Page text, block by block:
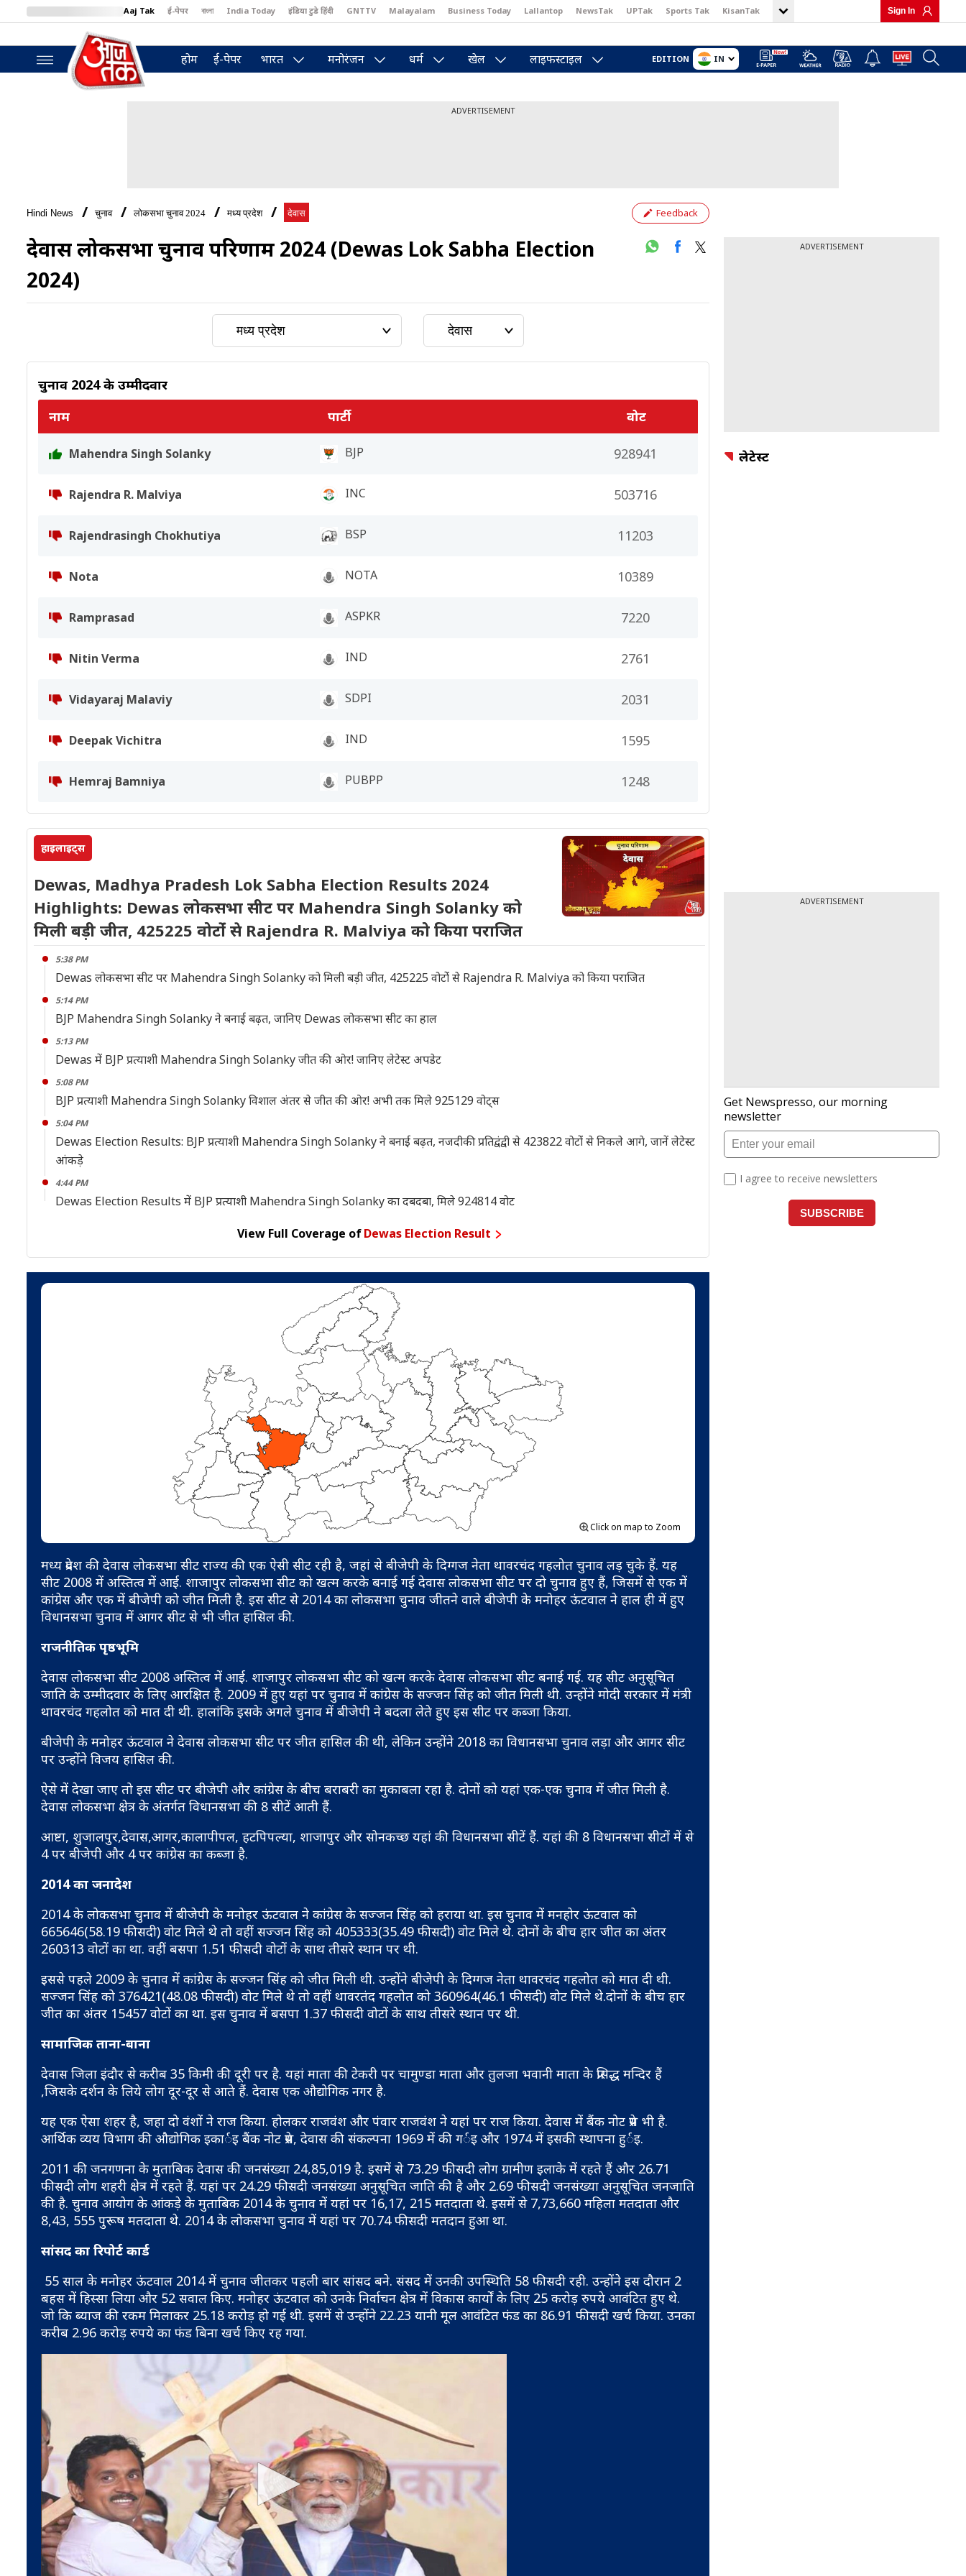
Aaj Tak ई-पेपर বাংলা India Today इंडिया टुडे हिंदी GNTTV Malayalam Business Today Lallantop NewsTak UPTak Sports Tak KisanTak
BT Bazaar
Sign In
होम ई-पेपर भारत मनोरंजन धर्म खेल लाइफस्टाइल EDITION IN
ADVERTISEMENT
Hindi News चुनाव लोकसभा चुनाव 2024 मध्य प्रदेश देवास Feedback
देवास लोकसभा चुनाव परिणाम 2024 (Dewas Lok Sabha Election
2024)
चुनाव 2024 के उम्मीदवार
नाम
पार्टी वोट
Mahendra Singh Solanky BJP 928941
Rajendra R. Malviya INC 503716
Rajendrasingh Chokhutiya BSP 11203
Nota NOTA 10389
Ramprasad ASPKR 7220
Nitin Verma IND 2761
Vidayaraj Malaviy SDPI 2031
Deepak Vichitra IND 1595
Hemraj Bamniya PUBPP 1248
हाइलाइट्स
Dewas, Madhya Pradesh Lok Sabha Election Results 2024
Highlights: Dewas लोकसभा सीट पर Mahendra Singh Solanky को
मिली बड़ी जीत, 425225 वोटोंं से Rajendra R. Malviya को किया पराजित
5:38 PM
Dewas लोकसभा सीट पर Mahendra Singh Solanky को मिली बड़ी जीत, 425225 वोटोंं से Rajendra R. Malviya को किया पराजित
5:14 PM
BJP Mahendra Singh Solanky ने बनाई बढ़त, जानिए Dewas लोकसभा सीट का हाल
5:13 PM
Dewas में BJP प्रत्याशी Mahendra Singh Solanky जीत की ओर! जानिए लेटेस्ट अपडेट
5:08 PM
BJP प्रत्याशी Mahendra Singh Solanky विशाल अंतर से जीत की ओर! अभी तक मिले 925129 वोट्स
5:04 PM
Dewas Election Results: BJP प्रत्याशी Mahendra Singh Solanky ने बनाई बढ़त, नजदीकी प्रतिद्वंद्वी से 423822 वोटोंं से निकले आगे, जानें लेटेस्ट
आंकड़े
4:44 PM
Dewas Election Results में BJP प्रत्याशी Mahendra Singh Solanky का दबदबा, मिले 924814 वोट
View Full Coverage ofDewas Election Result
Click on map to Zoom
मध्य प्रदेश की देवास लोकसभा सीट राज्य की एक ऐसी सीट रही है, जहां से बीजेपी के दिग्गज नेता थावरचंद गहलोत चुनाव लड़ चुके हैं. यह
सीट 2008 में अस्तित्व में आई. शाजापुर लोकसभा सीट को खत्म करके बनाई गई देवास लोकसभा सीट पर दो चुनाव हुए हैं, जिसमें से एक में
कांग्रेस और एक में बीजेपी को जीत मिली है. इस सीट से 2014 का लोकसभा चुनाव जीतने वाले बीजेपी के मनोहर ऊंटवाल ने हाल ही में हुए
विधानसभा चुनाव में आगर सीट से भी जीत हासिल की.
राजनीतिक पृष्ठभूमि
देवास लोकसभा सीट 2008 अस्तित्व में आई. शाजापुर लोकसभा सीट को खत्म करके देवास लोकसभा सीट बनाई गई. यह सीट अनुसूचित
जाति के उम्मीदवार के लिए आरक्षित है. 2009 में हुए यहां पर चुनाव में कांग्रेस के सज्जन सिंह को जीत मिली थी. उन्होंने मोदी सरकार में मंत्री
थावरचंद गहलोत को मात दी थी. हालांकि इसके अगले चुनाव में बीजेपी ने बदला लेते हुए इस सीट पर कब्जा किया.
बीजेपी के मनोहर ऊंटवाल ने देवास लोकसभा सीट पर जीत हासिल की थी, लेकिन उन्होंने 2018 का विधानसभा चुनाव लड़ा और आगर सीट
पर उन्होंने विजय हासिल की.
ऐसे में देखा जाए तो इस सीट पर बीजेपी और कांग्रेस के बीच बराबरी का मुकाबला रहा है. दोनों को यहां एक-एक चुनाव में जीत मिली है.
देवास लोकसभा क्षेत्र के अंतर्गत विधानसभा की 8 सीटें आती हैं.
आष्टा, शुजालपुर,देवास,आगर,कालापीपल, हटपिपल्या, शाजापुर और सोनकच्छ यहां की विधानसभा सीटें हैं. यहां की 8 विधानसभा सीटों में से
4 पर बीजेपी और 4 पर कांग्रेस का कब्जा है.
2014 का जनादेश
2014 के लोकसभा चुनाव में बीजेपी के मनोहर ऊंटवाल ने कांग्रेस के सज्जन सिंह को हराया था. इस चुनाव में मनहोर ऊंटवाल को
665646(58.19 फीसदी) वोट मिले थे तो वहीं सज्जन सिंह को 405333(35.49 फीसदी) वोट मिले थे. दोनों के बीच हार जीत का अंतर
260313 वोटों का था. वहीं बसपा 1.51 फीसदी वोटों के साथ तीसरे स्थान पर थी.
इससे पहले 2009 के चुनाव में कांग्रेस के सज्जन सिंह को जीत मिली थी. उन्होंने बीजेपी के दिग्गज नेता थावरचंद गहलोत को मात दी थी.
सज्जन सिंह को 376421(48.08 फीसदी) वोट मिले थे तो वहीं थावरतंद गहलोत को 360964(46.1 फीसदी) वोट मिले थे.दोनों के बीच हार
जीत का अंतर 15457 वोटों का था. इस चुनाव में बसपा 1.37 फीसदी वोटों के साथ तीसरे स्थान पर थी.
सामाजिक ताना-बाना
देवास जिला इंदौर से करीब 35 किमी की दूरी पर है. यहां माता की टेकरी पर चामुण्डा माता और तुलजा भवानी माता के प्रसिद्ध मन्दिर हैं
,जिसके दर्शन के लिये लोग दूर-दूर से आते हैं. देवास एक औद्योगिक नगर है.
यह एक ऐसा शहर है, जहा दो वंशों ने राज किया. होलकर राजवंश और पंवार राजवंश ने यहां पर राज किया. देवास में बैंक नोट प्रेस भी है.
आर्थिक व्यय विभाग की औद्योगिक इकार्इ बैंक नोट प्रेस, देवास की संकल्पना 1969 में की गर्इ और 1974 में इसकी स्थापना हुर्इ.
2011 की जनगणना के मुताबिक देवास की जनसंख्या 24,85,019 है. इसमें से 73.29 फीसदी लोग ग्रामीण इलाके में रहते हैं और 26.71
फीसदी लोग शहरी क्षेत्र में रहते हैं. यहां पर 24.29 फीसदी जनसंख्या अनुसूचित जाति की है और 2.69 फीसदी जनसंख्या अनुसूचित जनजाति
की है. चुनाव आयोग के आंकड़े के मुताबिक 2014 के चुनाव में यहां पर 16,17, 215 मतदाता थे. इसमें से 7,73,660 महिला मतदाता और
8,43, 555 पुरूष मतदाता थे. 2014 के लोकसभा चुनाव में यहां पर 70.74 फीसदी मतदान हुआ था.
सांसद का रिपोर्ट कार्ड
55 साल के मनोहर ऊंटवाल 2014 में चुनाव जीतकर पहली बार सांसद बने. संसद में उनकी उपस्थिति 58 फीसदी रही. उन्होंने इस दौरान 2
बहस में हिस्सा लिया और 52 सवाल किए. मनोहर ऊंटवाल को उनके निर्वाचन क्षेत्र में विकास कार्यों के लिए 25 करोड़ रुपये आवंटित हुए थे.
जो कि ब्याज की रकम मिलाकर 25.18 करोड़ हो गई थी. इसमें से उन्होंने 22.23 यानी मूल आवंटित फंड का 86.91 फीसदी खर्च किया. उनका
करीब 2.96 करोड़ रुपये का फंड बिना खर्च किए रह गया.
ADVERTISEMENT
लेटेस्ट
ADVERTISEMENT